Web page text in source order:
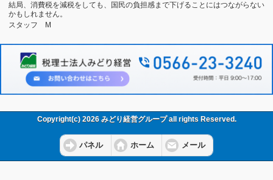
結局、消費税を減税をしても、国民の負担感まで下げることにはつながらない
かもしれません。
スタッフ M
Copyright(c) 2026 みどり経営グループ all rights Reserved.
パネル ホーム メール